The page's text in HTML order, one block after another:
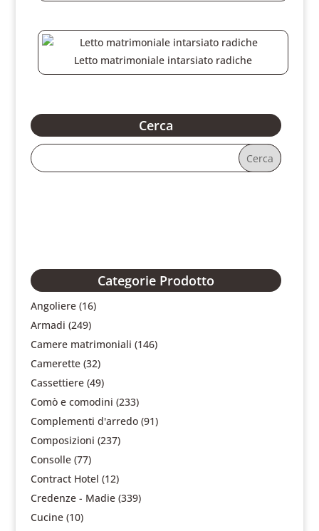
Letto matrimoniale intarsiato radiche
Cerca
Categorie Prodotto
Angoliere (16)
Armadi (249)
Camere matrimoniali (146)
Camerette (32)
Cassettiere (49)
Comò e comodini (233)
Complementi d'arredo (91)
Composizioni (237)
Consolle (77)
Contract Hotel (12)
Credenze - Madie (339)
Cucine (10)